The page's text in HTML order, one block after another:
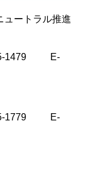
ュートラル推進
1479 E-
1779 E-